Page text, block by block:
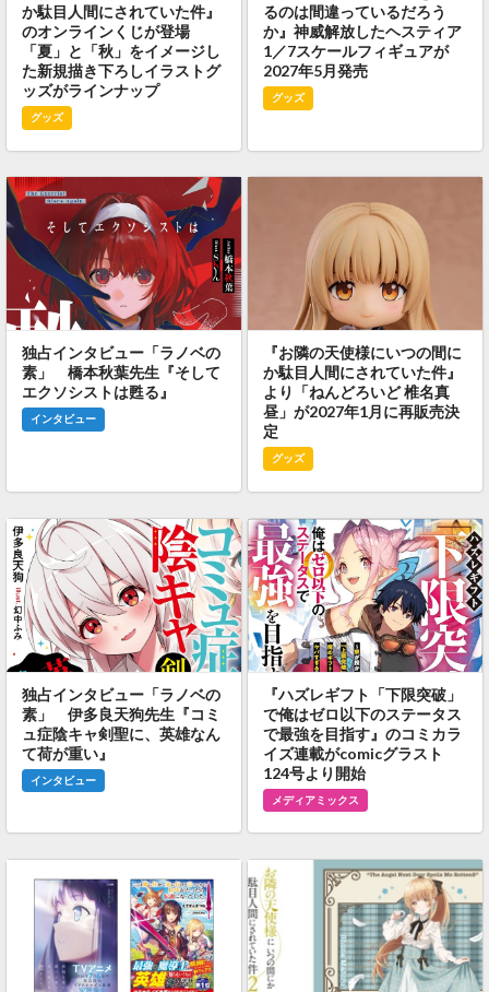
か駄目人間にされていた件』
のオンラインくじが登場
「夏」と「秋」をイメージし
た新規描き下ろしイラストグ
ッズがラインナップ
グッズ
るのは間違っているだろう
か』神威解放したヘスティア
1／7スケールフィギュアが
2027年5月発売
グッズ
独占インタビュー「ラノベの
素」 橋本秋葉先生『そして
エクソシストは甦る』
インタビュー
『お隣の天使様にいつの間に
か駄目人間にされていた件』
より「ねんどろいど 椎名真
昼」が2027年1月に再販売決
定
グッズ
独占インタビュー「ラノベの
素」 伊多良天狗先生『コミ
ュ症陰キャ剣聖に、英雄なん
て荷が重い』
インタビュー
『ハズレギフト「下限突破」
で俺はゼロ以下のステータス
で最強を目指す』のコミカラ
イズ連載がcomicグラスト
124号より開始
メディアミックス